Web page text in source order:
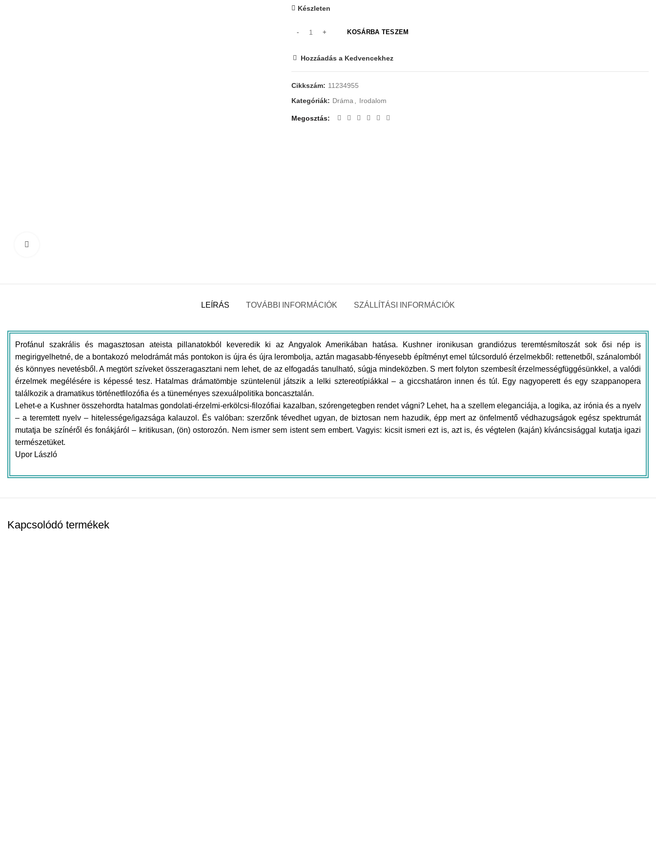
Készleten
KOSÁRBA TESZEM
Hozzáadás a Kedvencekhez
Cikkszám: 11234955
Kategóriák: Dráma Irodalom
Megosztás
LEÍRÁS TOVÁBBI INFORMÁCIÓK SZÁLLÍTÁSI INFORMÁCIÓK
Profánul szakrális és magasztosan ateista pillanatokból keveredik ki az Angyalok Amerikában hatása. Kushner ironikusan grandiózus teremtésmítoszát sok ősi nép is
megirigyelhetné, de a bontakozó melodrámát más pontokon is újra és újra lerombolja, aztán magasabb-fényesebb építményt emel túlcsorduló érzelmekből: rettenetből, szánalomból
és könnyes nevetésből. A megtört szíveket összeragasztani nem lehet, de az elfogadás tanulható, súgja mindeközben. S mert folyton szembesít érzelmességfüggésünkkel, a valódi
érzelmek megélésére is képessé tesz. Hatalmas drámatömbje szüntelenül játszik a lelki sztereotípiákkal – a giccshatáron innen és túl. Egy nagyoperett és egy szappanopera
találkozik a dramatikus történetfilozófia és a tüneményes szexuálpolitika boncasztalán.
Lehet-e a Kushner összehordta hatalmas gondolati-érzelmi-erkölcsi-filozófiai kazalban, szórengetegben rendet vágni? Lehet, ha a szellem eleganciája, a logika, az irónia és a nyelv
– a teremtett nyelv – hitelessége/igazsága kalauzol. És valóban: szerzőnk tévedhet ugyan, de biztosan nem hazudik, épp mert az önfelmentő védhazugságok egész spektrumát
mutatja be színéről és fonákjáról – kritikusan, (ön) ostorozón. Nem ismer sem istent sem embert. Vagyis: kicsit ismeri ezt is, azt is, és végtelen (kaján) kíváncsisággal kutatja igazi
természetüket.
Upor László
Kapcsolódó termékek